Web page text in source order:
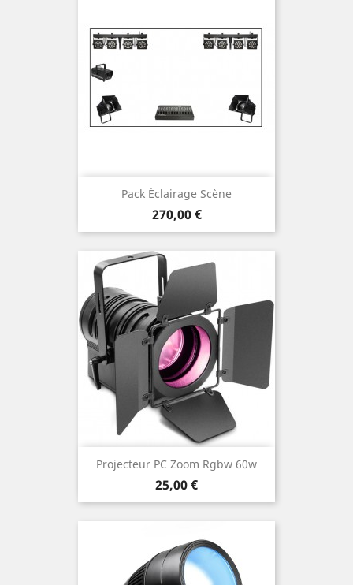
Pack Éclairage Scène
Prix
270,00 €
Projecteur PC Zoom Rgbw 60w
Prix
25,00 €